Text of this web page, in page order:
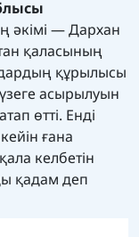
әкімі — Дархан
қаласының
құрылысы
асырылуын
өтті. Енді
ғана
келбетін
қадам деп